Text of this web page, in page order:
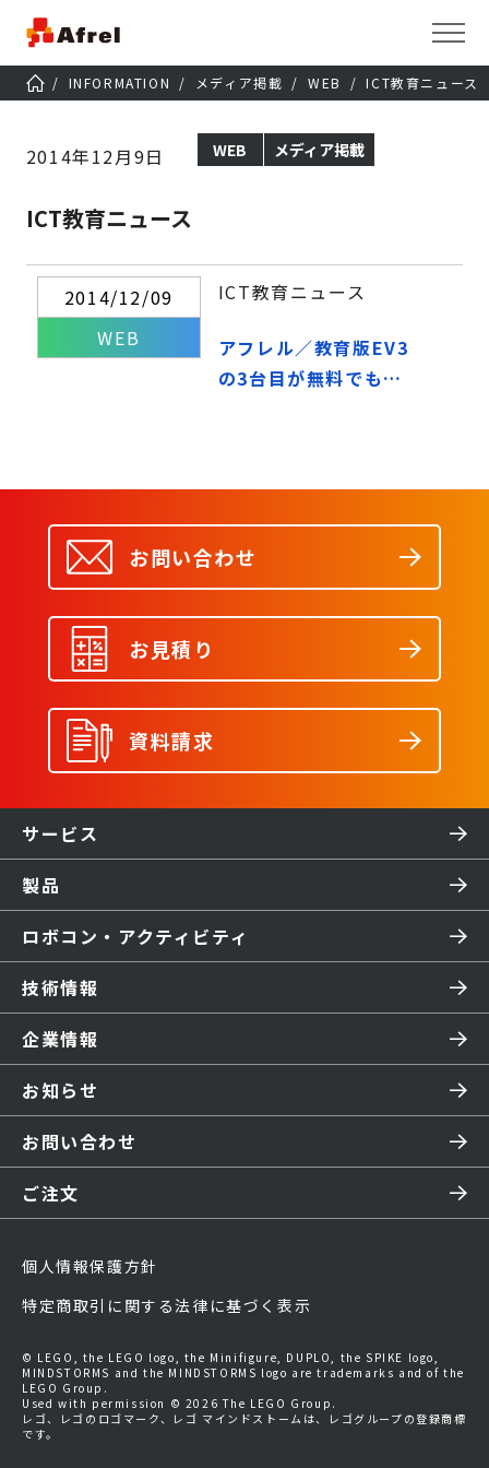
INFORMATION メディア掲載 WEB ICT教育ニュース
2014年12月9日 WEB メディア掲載
ICT教育ニュース
2014/12/09
WEB
ICT教育ニュース
アフレル／教育版EV3
の3台目が無料でもら
お問い合わせ
お見積り
資料請求
サービス
製品
ロボコン・アクティビティ
技術情報
企業情報
お知らせ
お問い合わせ
ご注文
個人情報保護方針
特定商取引に関する法律に基づく表示
© LEGO, the LEGO logo, the Minifigure, DUPLO, the SPIKE logo,
MINDSTORMS and the MINDSTORMS logo are trademarks and of the
LEGO Group.
Used with permission © 2026 The LEGO Group.
レゴ、レゴのロゴマーク、レゴ マインドストームは、レゴグループの登録商標
です。